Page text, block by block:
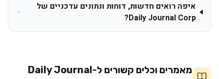
איפה רואים חדשות, דוחות ונתונים עדכניים של
Daily Journal Corp?
מאמרים וכלים קשורים ל-Daily Journal